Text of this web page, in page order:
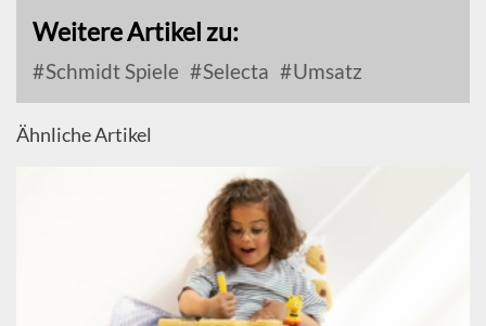
Weitere Artikel zu:
Schmidt Spiele Selecta Umsatz
Ähnliche Artikel